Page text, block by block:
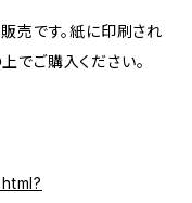
売です。紙に印刷され
でご購入ください。